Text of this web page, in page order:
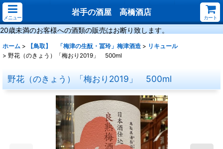
メニュー
岩手の酒屋 高橋酒店
カート
20歳未満のお客様への酒類の販売はお断り致します。
ホーム > 【鳥取】 「梅津の生酛・冨玲」梅津酒造 > リキュール
> 野花（のきょう）「梅おり2019」 500ml
野花（のきょう）「梅おり2019」 500ml